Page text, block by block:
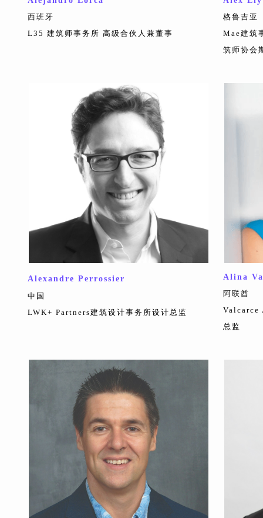
西班牙
L35 建筑师事务所 高级合伙人兼董事
格鲁吉亚
Mae建筑
筑师协会
Alexandre Perrossier
中国
LWK+ Partners建筑设计事务所设计总监
Alina
阿联酋
Valcarce
总监